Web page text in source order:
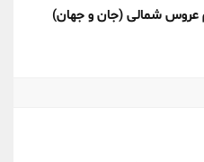
عروس شمالی (جان و جهان)